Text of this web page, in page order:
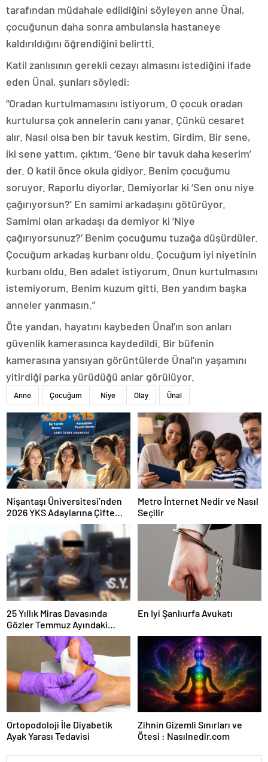
tarafından müdahale edildiğini söyleyen anne Ünal,
çocuğunun daha sonra ambulansla hastaneye
kaldırıldığını öğrendiğini belirtti.
Katil zanlısının gerekli cezayı almasını istediğini ifade
eden Ünal, şunları söyledi:
“Oradan kurtulmamasını istiyorum. O çocuk oradan
kurtulursa çok annelerin canı yanar. Çünkü cesaret
alır. Nasıl olsa ben bir tavuk kestim. Girdim. Bir sene,
iki sene yattım, çıktım. ‘Gene bir tavuk daha keserim’
der. O katil önce okula gidiyor. Benim çocuğumu
soruyor. Raporlu diyorlar. Demiyorlar ki ‘Sen onu niye
çağırıyorsun?’ En samimi arkadaşını götürüyor.
Samimi olan arkadaşı da demiyor ki ‘Niye
çağırıyorsunuz?’ Benim çocuğumu tuzağa düşürdüler.
Çocuğum arkadaş kurbanı oldu. Çocuğum iyi niyetinin
kurbanı oldu. Ben adalet istiyorum. Onun kurtulmasını
istemiyorum. Benim kuzum gitti. Ben yandım başka
anneler yanmasın.”
Öte yandan, hayatını kaybeden Ünal’ın son anları
güvenlik kamerasınca kaydedildi. Bir büfenin
kamerasına yansıyan görüntülerde Ünal’ın yaşamını
yitirdiği parka yürüdüğü anlar görülüyor.
Anne Çocuğum Niye Olay Ünal
Nişantaşı Üniversitesi’nden
2026 YKS Adaylarına Çifte
Güvence: Sabit Ücret ve
Kesintisiz Burs
Metro İnternet Nedir ve Nasıl
Seçilir
25 Yıllık Miras Davasında
Gözler Temmuz Ayındaki
Karar Duruşmasına Çevrildi
En Iyi Şanlıurfa Avukatı
Ortopodoloji İle Diyabetik
Ayak Yarası Tedavisi
Zihnin Gizemli Sınırları ve
Ötesi : Nasılnedir.com